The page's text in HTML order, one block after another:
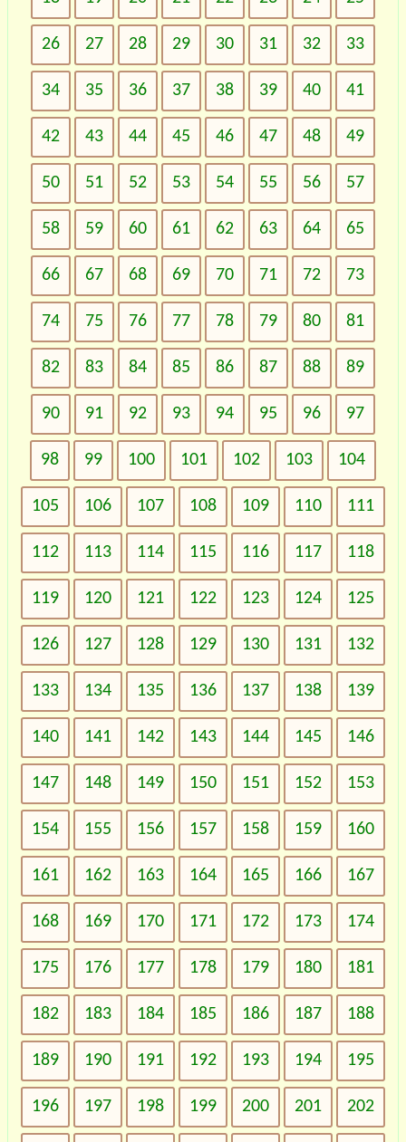
26 27 28 29 30 31 32 33
34 35 36 37 38 39 40 41
42 43 44 45 46 47 48 49
50 51 52 53 54 55 56 57
58 59 60 61 62 63 64 65
66 67 68 69 70 71 72 73
74 75 76 77 78 79 80 81
82 83 84 85 86 87 88 89
90 91 92 93 94 95 96 97
98 99 100 101 102 103 104
105 106 107 108 109 110 111
112 113 114 115 116 117 118
119 120 121 122 123 124 125
126 127 128 129 130 131 132
133 134 135 136 137 138 139
140 141 142 143 144 145 146
147 148 149 150 151 152 153
154 155 156 157 158 159 160
161 162 163 164 165 166 167
168 169 170 171 172 173 174
175 176 177 178 179 180 181
182 183 184 185 186 187 188
189 190 191 192 193 194 195
196 197 198 199 200 201 202